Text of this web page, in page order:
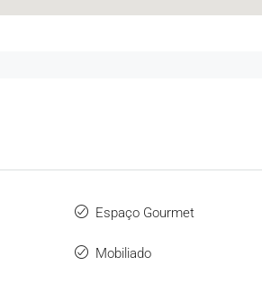
Espaço Gourmet
Mobiliado